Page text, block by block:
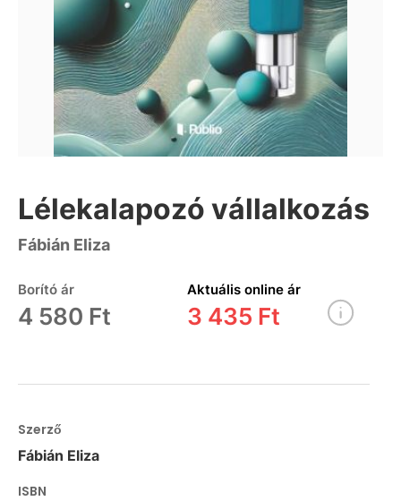
Lélekalapozó vállalkozás
Fábián Eliza
Borító ár
4 580 Ft
Aktuális online ár
3 435 Ft
Szerző
Fábián Eliza
ISBN